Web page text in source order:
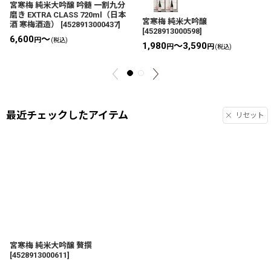
宮寒梅 純米大吟醸 吟髄 一割九分
磨き EXTRA CLASS 720ml（日本
酒 寒梅酒造）
[4528913000437]
6,600円～(税込)
宮寒梅 純米大吟醸
[4528913000598]
1,980円～3,590円(税込)
最近チェックしたアイテム リセット
宮寒梅 純米大吟醸 贅撰
[4528913000611]